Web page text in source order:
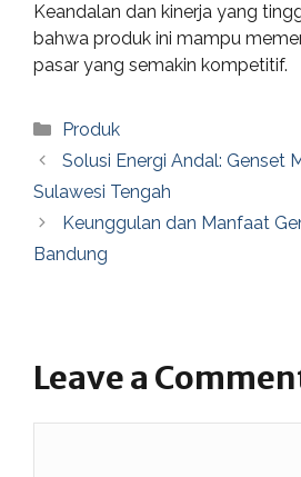
Keandalan dan kinerja yang
bahwa produk ini mampu
pasar yang semakin kompetitif.
Categories
Produk
Solusi Energi Andal: Genset
Sulawesi Tengah
Keunggulan dan Manfaat
Bandung
Leave a